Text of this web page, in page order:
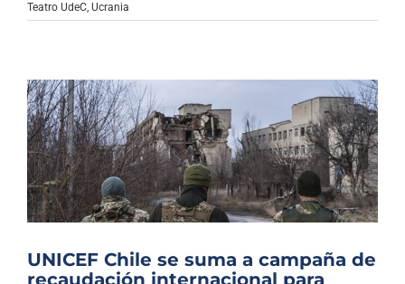
Teatro UdeC, Ucrania
UNICEF Chile se suma a campaña de
recaudación internacional para